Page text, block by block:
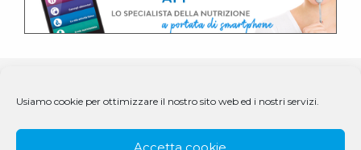
Usiamo cookie per ottimizzare il nostro sito web ed i nostri servizi.
Accetta cookie